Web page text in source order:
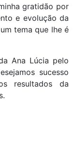
gratidão por
e evolução da
tema que lhe é
Ana Lúcia pelo
sucesso
resultados da